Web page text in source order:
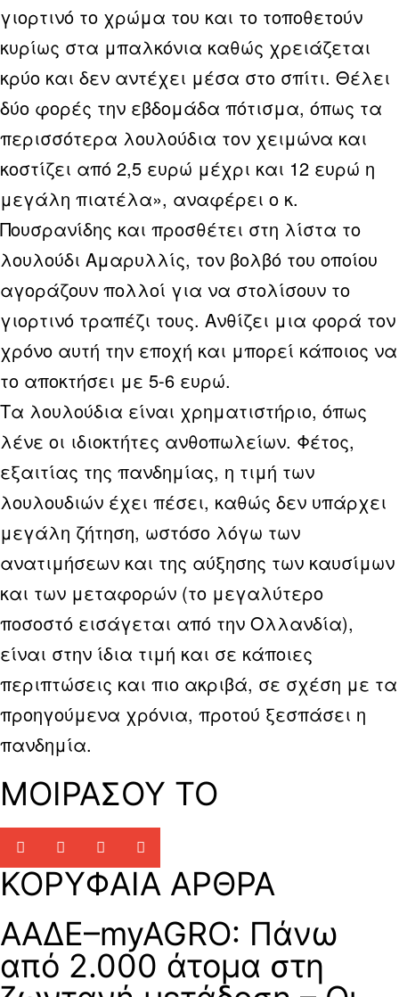
γιορτινό το χρώμα του και το τοποθετούν
κυρίως στα μπαλκόνια καθώς χρειάζεται
κρύο και δεν αντέχει μέσα στο σπίτι. Θέλει
δύο φορές την εβδομάδα πότισμα, όπως τα
περισσότερα λουλούδια τον χειμώνα και
κοστίζει από 2,5 ευρώ μέχρι και 12 ευρώ η
μεγάλη πιατέλα», αναφέρει ο κ.
Πουσρανίδης και προσθέτει στη λίστα το
λουλούδι Αμαρυλλίς, τον βολβό του οποίου
αγοράζουν πολλοί για να στολίσουν το
γιορτινό τραπέζι τους. Ανθίζει μια φορά τον
χρόνο αυτή την εποχή και μπορεί κάποιος να
το αποκτήσει με 5-6 ευρώ.
Τα λουλούδια είναι χρηματιστήριο, όπως
λένε οι ιδιοκτήτες ανθοπωλείων. Φέτος,
εξαιτίας της πανδημίας, η τιμή των
λουλουδιών έχει πέσει, καθώς δεν υπάρχει
μεγάλη ζήτηση, ωστόσο λόγω των
ανατιμήσεων και της αύξησης των καυσίμων
και των μεταφορών (το μεγαλύτερο
ποσοστό εισάγεται από την Ολλανδία),
είναι στην ίδια τιμή και σε κάποιες
περιπτώσεις και πιο ακριβά, σε σχέση με τα
προηγούμενα χρόνια, προτού ξεσπάσει η
πανδημία.
ΜΟΙΡΑΣΟΥ ΤΟ
ΚΟΡΥΦΑΙΑ ΑΡΘΡΑ
ΑΑΔΕ–myAGRO: Πάνω
από 2.000 άτομα στη